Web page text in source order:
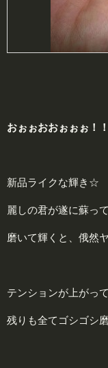
おぉぉおおぉぉぉ！
新品ライクな輝き☆
麗しの君が遂に蘇っ
磨いて輝くと、俄然
テンションが上がっ
残りも全てゴシゴシ